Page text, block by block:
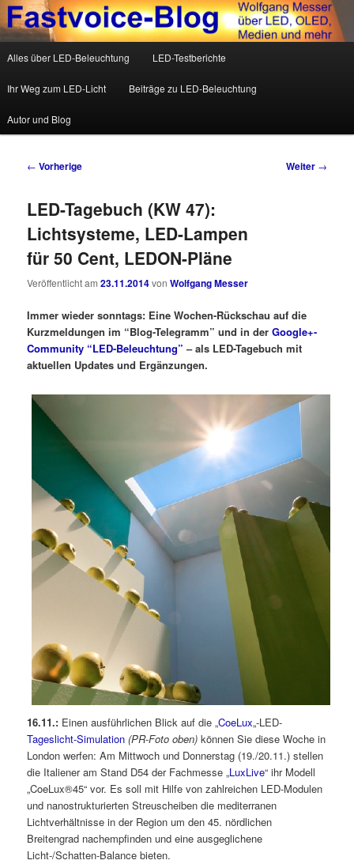
Fastvoice-Blog
Wolfgang Messer über LED, OLED, Medien und mehr
Zum Inhalt wechseln
Zum sekundären Inhalt wechseln
Alles über LED-Beleuchtung LED-Testberichte
Ihr Weg zum LED-Licht Beiträge zu LED-Beleuchtung
Autor und Blog
Beitrags-Navigation
← Vorherige Weiter →
LED-Tagebuch (KW 47):
Lichtsysteme, LED-Lampen
für 50 Cent, LEDON-Pläne
Veröffentlicht am23.11.2014vonWolfgang Messer
Immer wieder sonntags: Eine Wochen-Rückschau auf die
Kurzmeldungen im “Blog-Telegramm” und in derGoogle+-
Community “LED-Beleuchtung” – als LED-Tagebuch mit
aktuellen Updates und Ergänzungen.
16.11.: Einen ausführlichen Blick auf die „CoeLux„-LED-
Tageslicht-Simulation (PR-Foto oben) können Sie diese Woche in
London werfen: Am Mittwoch und Donnerstag (19./20.11.) stellen
die Italiener am Stand D54 der Fachmesse „LuxLive“ ihr Modell
„CoeLux®45“ vor. Es soll mit Hilfe von zahlreichen LED-Modulen
und nanostrukturierten Streuscheiben die mediterranen
Lichtverhältnisse in der Region um den 45. nördlichen
Breitengrad nachempfinden und eine ausgeglichene
Licht-/Schatten-Balance bieten.